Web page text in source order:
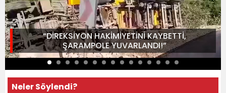
“DİREKSİYON HAKİMİYETİNİ KAYBETTİ,
ŞARAMPOLE YUVARLANDI!”
Neler Söylendi?